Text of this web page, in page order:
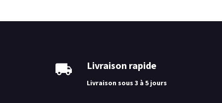
Livraison rapide
Livraison sous 3 à 5 jours